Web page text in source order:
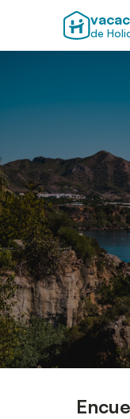
de